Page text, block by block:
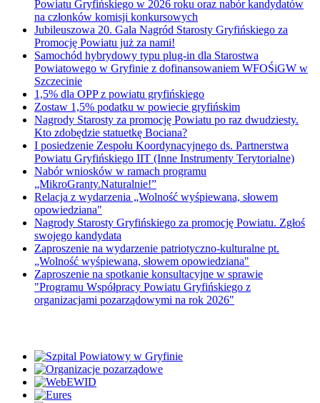
Powiatu Gryfińskiego w 2026 roku oraz nabór kandydatów
na członków komisji konkursowych
Jubileuszowa 20. Gala Nagród Starosty Gryfińskiego za
Promocję Powiatu już za nami!
Samochód hybrydowy typu plug-in dla Starostwa
Powiatowego w Gryfinie z dofinansowaniem WFOŚiGW w
Szczecinie
1,5% dla OPP z powiatu gryfińskiego
Zostaw 1,5% podatku w powiecie gryfińskim
Nagrody Starosty za promocję Powiatu po raz dwudziesty.
Kto zdobędzie statuetkę Bociana?
I posiedzenie Zespołu Koordynacyjnego ds. Partnerstwa
Powiatu Gryfińskiego IIT (Inne Instrumenty Terytorialne)
Nabór wniosków w ramach programu
„MikroGranty.Naturalnie!”
Relacja z wydarzenia „Wolność wyśpiewana, słowem
opowiedziana"
Nagrody Starosty Gryfińskiego za promocję Powiatu. Zgłoś
swojego kandydata
Zaproszenie na wydarzenie patriotyczno-kulturalne pt.
„Wolność wyśpiewana, słowem opowiedziana"
Zaproszenie na spotkanie konsultacyjne w sprawie
"Programu Współpracy Powiatu Gryfińskiego z
organizacjami pozarządowymi na rok 2026"